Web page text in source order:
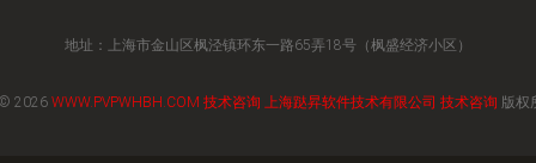
地址：上海市金山区枫泾镇环东一路65弄18号（枫盛经济小区）
© 2026 WWW.PVPWHBH.COM 技术咨询 上海跶昇软件技术有限公司 技术咨询 版权